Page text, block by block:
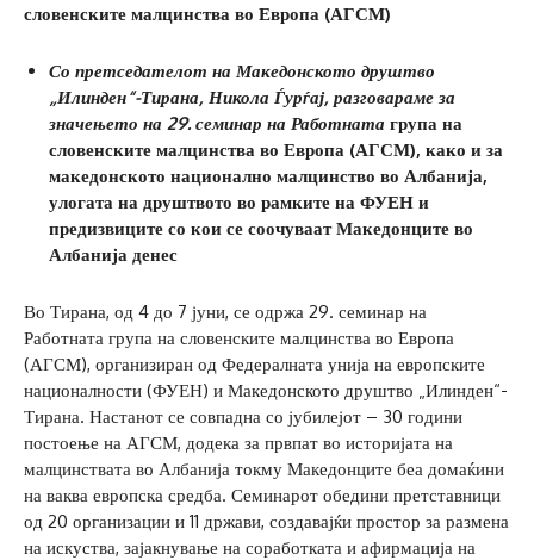
словенските малцинства во Европа (АГСМ)
Со претседателот на Македонското друштво
„Илинден“-Тирана, Никола Ѓурѓај, разговараме за
значењето на 29. семинар на Работната група на
словенските малцинства во Европа (АГСМ), како и за
македонското национално малцинство во Албанија,
улогата на друштвото во рамките на ФУЕН и
предизвиците со кои се соочуваат Македонците во
Албанија денес
Во Тирана, од 4 до 7 јуни, се одржа 29. семинар на
Работната група на словенските малцинства во Европа
(АГСМ), организиран од Федералната унија на европските
националности (ФУЕН) и Македонското друштво „Илинден“-
Тирана. Настанот се совпадна со јубилејот – 30 години
постоење на АГСМ, додека за првпат во историјата на
малцинствата во Албанија токму Македонците беа домаќини
на ваква европска средба. Семинарот обедини претставници
од 20 организации и 11 држави, создавајќи простор за размена
на искуства, зајакнување на соработката и афирмација на